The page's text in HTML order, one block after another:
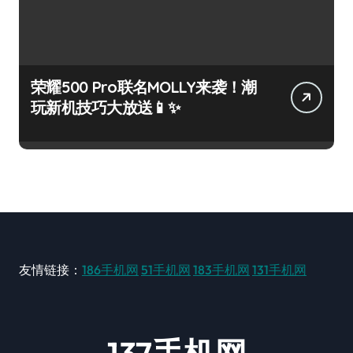
荣耀500 Pro联名MOLLY来袭！潮
玩新机技巧大放送📱✨
友情链接： 186手机网 51手机网 183手机网 131手机网